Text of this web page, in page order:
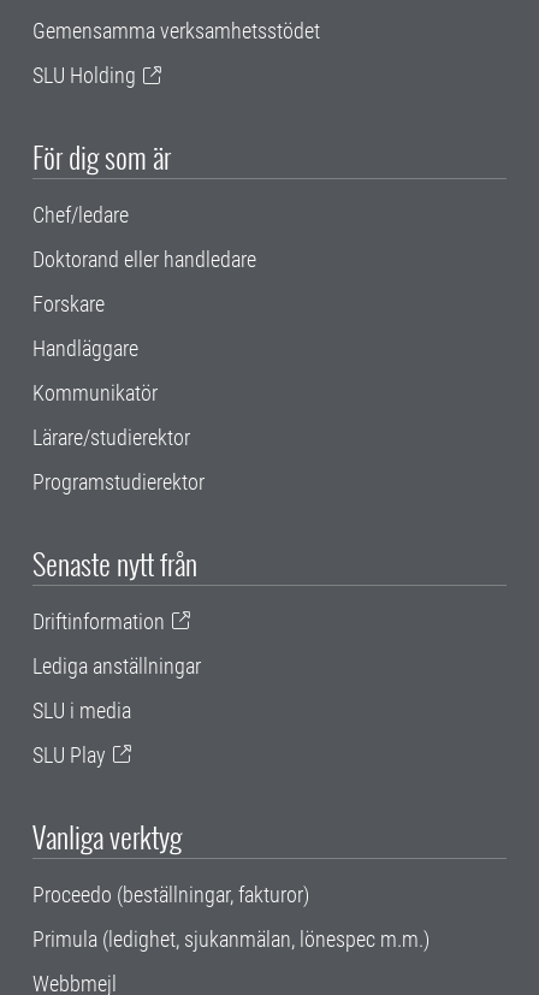
Gemensamma verksamhetsstödet
SLU Holding
För dig som är
Chef/ledare
Doktorand eller handledare
Forskare
Handläggare
Kommunikatör
Lärare/studierektor
Programstudierektor
Senaste nytt från
Driftinformation
Lediga anställningar
SLU i media
SLU Play
Vanliga verktyg
Proceedo (beställningar, fakturor)
Primula (ledighet, sjukanmälan, lönespec m.m.)
Webbmejl